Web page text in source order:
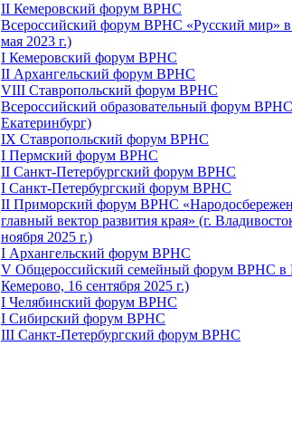
II Кемеровский форум ВРНС
Всероссийский форум ВРНС «Русский мир» в
мая 2023 г.)
I Кемеровский форум ВРНС
II Архангельский форум ВРНС
VIII Ставропольский форум ВРНС
Всероссийский образовательный форум ВРНС
Екатеринбург)
IX Ставропольский форум ВРНС
I Пермский форум ВРНС
II Санкт-Петербургский форум ВРНС
I Санкт-Петербургский форум ВРНС
II Приморский форум ВРНС
главный вектор развития края» (г.
ноября 2025 г.)
I Архангельский форум ВРНС
V Общероссийский семейный форум ВРНС в
Кемерово, 16 сентября 2025 г.)
I Челябинский форум ВРНС
I Сибирский форум ВРНС
III Санкт-Петербургский форум ВРНС